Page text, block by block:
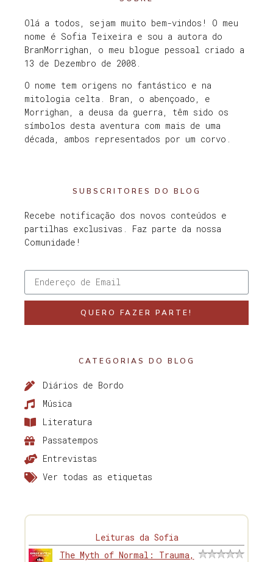
Olá a todos, sejam muito bem-vindos! O meu
nome é Sofia Teixeira e sou a autora do
BranMorrighan, o meu blogue pessoal criado a
13 de Dezembro de 2008.
O nome tem origens no fantástico e na
mitologia celta. Bran, o abençoado, e
Morrighan, a deusa da guerra, têm sido os
símbolos desta aventura com mais de uma
década, ambos representados por um corvo.
SUBSCRITORES DO BLOG
Recebe notificação dos novos conteúdos e
partilhas exclusivas. Faz parte da nossa
Comunidade!
QUERO FAZER PARTE!
CATEGORIAS DO BLOG
Diários de Bordo
Música
Literatura
Passatempos
Entrevistas
Ver todas as etiquetas
Leituras da Sofia
The Myth of Normal: Trauma,